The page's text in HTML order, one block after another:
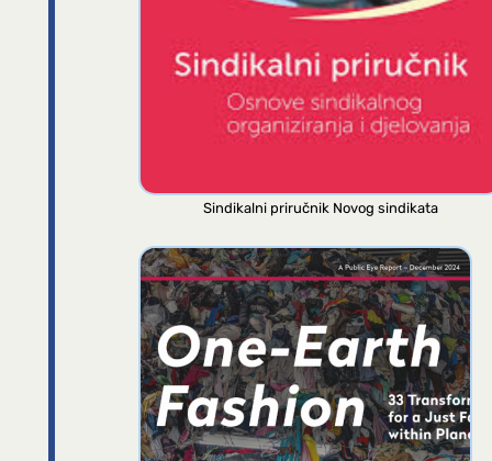
Sindikalni priručnik Novog sindikata